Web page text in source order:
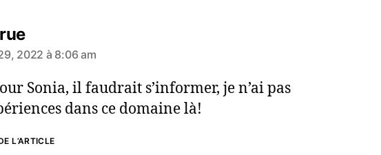
dit :
2022 à 8:06 am
Sonia, il faudrait s’informer, je n’ai pas
dans ce domaine là!
L’ARTICLE